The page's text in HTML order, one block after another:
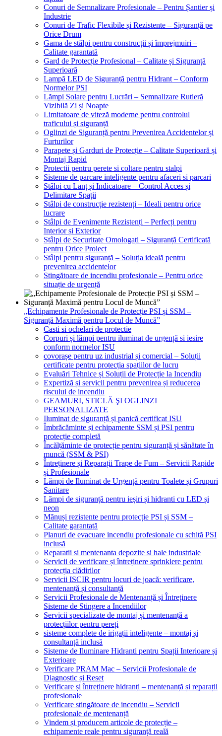
Conuri de Semnalizare Profesionale – Pentru Șantier și
Industrie
Conuri de Trafic Flexibile și Rezistente – Siguranță pe
Orice Drum
Gama de stâlpi pentru construcții și împrejmuiri –
Calitate garantată
Gard de Protecție Profesional – Calitate și Siguranță
Superioară
Lampă LED de Siguranță pentru Hidrant – Conform
Normelor PSI
Lămpi Solare pentru Lucrări – Semnalizare Rutieră
Vizibilă Zi și Noapte
Limitatoare de viteză moderne pentru controlul
traficului și siguranță
Oglinzi de Siguranță pentru Prevenirea Accidentelor și
Furturilor
Parapete și Garduri de Protecție – Calitate Superioară și
Montaj Rapid
Protectii pentru perete si coltare pentru stalpi
Sisteme de parcare inteligente pentru afaceri si parcari
Stâlpi cu Lanț și Indicatoare – Control Acces și
Delimitare Spații
Stâlpi de construcție rezistenți – Ideali pentru orice
lucrare
Stâlpi de Evenimente Rezistenți – Perfecți pentru
Interior și Exterior
Stâlpi de Securitate Omologați – Siguranță Certificată
pentru Orice Proiect
Stâlpi pentru siguranță – Soluția ideală pentru
prevenirea accidentelor
Stingătoare de incendiu profesionale – Pentru orice
situație de urgență
„Echipamente Profesionale de Protecție PSI și SSM –
Siguranță Maximă pentru Locul de Muncă”
Casti si ochelari de protectie
Corpuri și lămpi pentru iluminat de urgență si iesire
conform normelor ISU
covorașe pentru uz industrial și comercial – Soluții
certificate pentru protecția spațiilor de lucru
Evaluări Tehnice și Soluții de Protecție la Incendiu
Expertiză și servicii pentru prevenirea și reducerea
riscului de incendiu
GEAMURI, STICLĂ ŞI OGLINZI
PERSONALIZATE
Iluminat de siguranță și panică certificat ISU
Îmbrăcăminte și echipamente SSM și PSI pentru
protecție completă
Încălțăminte de protecție pentru siguranță și sănătate în
muncă (SSM & PSI)
Întreținere și Reparații Trape de Fum – Servicii Rapide
și Profesionale
Lămpi de Iluminat de Urgență pentru Toalete și Grupuri
Sanitare
Lămpi de siguranță pentru ieșiri și hidranti cu LED și
neon
Mănuși rezistente pentru protecție PSI și SSM –
Calitate garantată
Planuri de evacuare incendiu profesionale cu schiță PSI
inclusă
Reparatii si mentenanta depozite si hale industriale
Servicii de verificare și întreținere sprinklere pentru
protecția clădirilor
Servicii ISCIR pentru locuri de joacă: verificare,
mentenanță și consultanță
Servicii Profesionale de Mentenanță și Întreținere
Sisteme de Stingere a Incendiilor
Servicii specializate de montaj și mentenanță a
protecțiilor pentru pereți
sisteme complete de irigații inteligente – montaj și
consultanță inclusă
Sisteme de Iluminare Hidranti pentru Spații Interioare și
Exterioare
Verificare PRAM Mac – Servicii Profesionale de
Diagnostic și Reset
Verificare și întreținere hidranți – mentenanță și reparații
profesionale
Verificare stingătoare de incendiu – Servicii
profesionale de mentenanță
Vindem și producem articole de protecție –
echipamente reale pentru siguranță reală